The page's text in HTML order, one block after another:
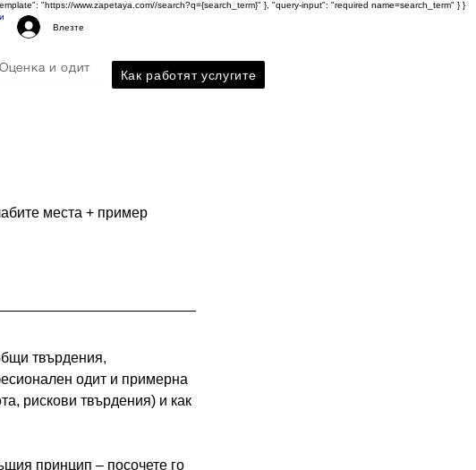
"https://www.zapetaya.com//search?q={search_term}" }, "query-input": "required name=search_term" } }
Влезте
Оценка и одит
Как работят услугите
места + пример
твърдения,
одит и примерна
рискови твърдения) и как
принцип – посочете го